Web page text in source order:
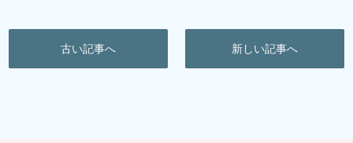
古い記事へ 新しい記事へ